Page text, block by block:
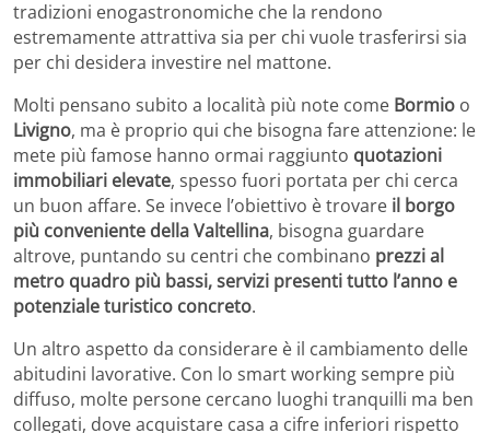
tradizioni enogastronomiche che la rendono
estremamente attrattiva sia per chi vuole trasferirsi sia
per chi desidera investire nel mattone.
Molti pensano subito a località più note come Bormio o
Livigno, ma è proprio qui che bisogna fare attenzione: le
mete più famose hanno ormai raggiunto quotazioni
immobiliari elevate, spesso fuori portata per chi cerca
un buon affare. Se invece l’obiettivo è trovare il borgo
più conveniente della Valtellina, bisogna guardare
altrove, puntando su centri che combinano prezzi al
metro quadro più bassi, servizi presenti tutto l’anno e
potenziale turistico concreto.
Un altro aspetto da considerare è il cambiamento delle
abitudini lavorative. Con lo smart working sempre più
diffuso, molte persone cercano luoghi tranquilli ma ben
collegati, dove acquistare casa a cifre inferiori rispetto